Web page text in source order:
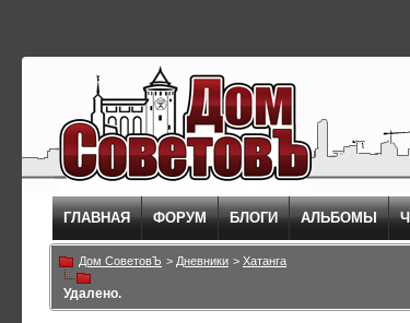
ГЛАВНАЯ ФОРУМ БЛОГИ АЛЬБОМЫ
Дом СоветовЪ > Дневники > Хатанга
Удалено.